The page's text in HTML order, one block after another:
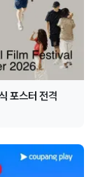
포스터 전격